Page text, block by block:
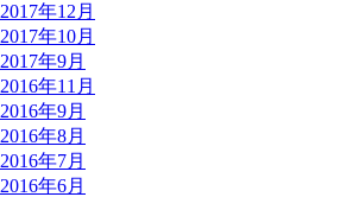
2017年12月
2017年10月
2017年9月
2016年11月
2016年9月
2016年8月
2016年7月
2016年6月